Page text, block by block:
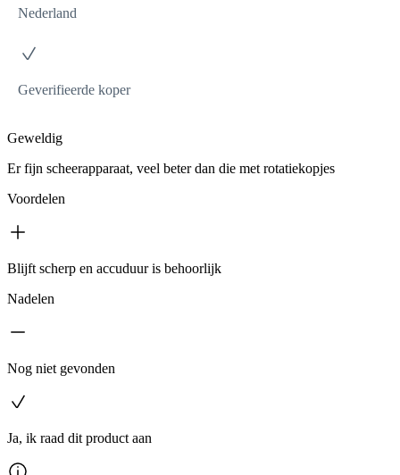
Nederland
Geverifieerde koper
Geweldig
Er fijn scheerapparaat, veel beter dan die met rotatiekopjes
Voordelen
Blijft scherp en accuduur is behoorlijk
Nadelen
Nog niet gevonden
Ja, ik raad dit product aan